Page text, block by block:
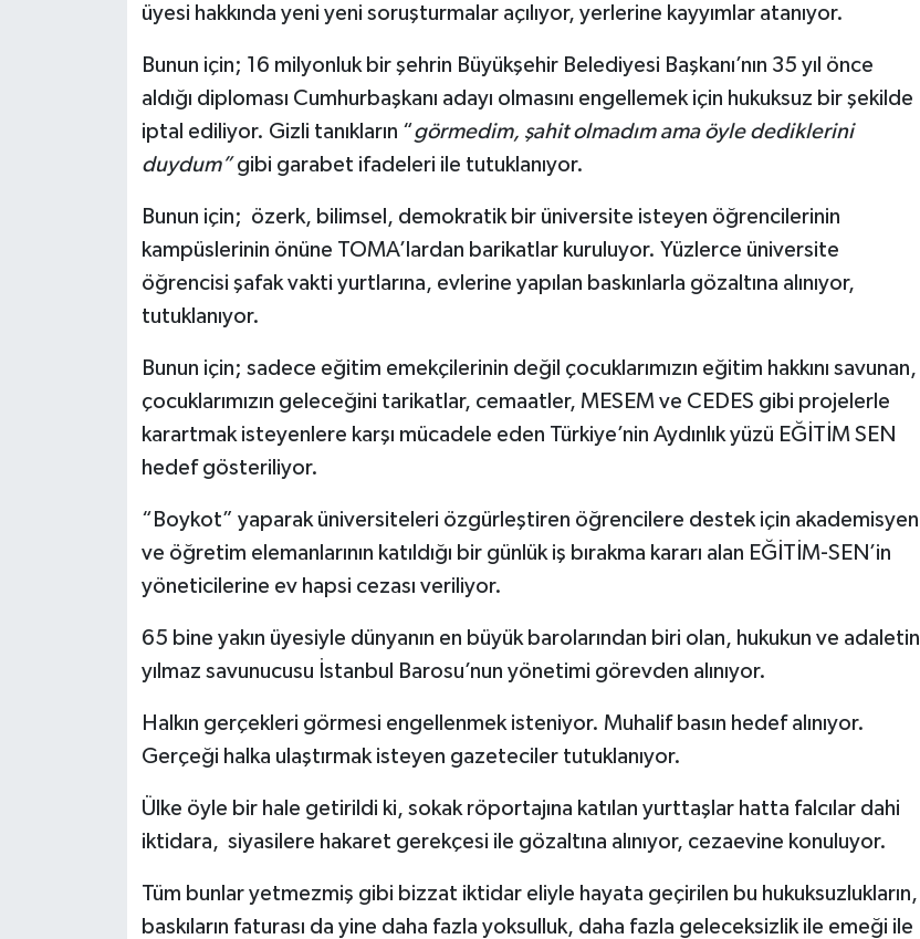
üyesi hakkında yeni yeni soruşturmalar açılıyor, yerlerine kayyımlar atanıyor.
Bunun için; 16 milyonluk bir şehrin Büyükşehir Belediyesi Başkanı’nın 35 yıl önce
aldığı diploması Cumhurbaşkanı adayı olmasını engellemek için hukuksuz bir şekilde
iptal ediliyor. Gizli tanıkların “görmedim, şahit olmadım ama öyle dediklerini
duydum”gibi garabet ifadeleri ile tutuklanıyor.
Bunun için; özerk, bilimsel, demokratik bir üniversite isteyen öğrencilerinin
kampüslerinin önüne TOMA’lardan barikatlar kuruluyor. Yüzlerce üniversite
öğrencisi şafak vakti yurtlarına, evlerine yapılan baskınlarla gözaltına alınıyor,
tutuklanıyor.
Bunun için; sadece eğitim emekçilerinin değil çocuklarımızın eğitim hakkını savunan,
çocuklarımızın geleceğini tarikatlar, cemaatler, MESEM ve CEDES gibi projelerle
karartmak isteyenlere karşı mücadele eden Türkiye’nin Aydınlık yüzü EĞİTİM SEN
hedef gösteriliyor.
“Boykot” yaparak üniversiteleri özgürleştiren öğrencilere destek için akademisyen
ve öğretim elemanlarının katıldığı bir günlük iş bırakma kararı alan EĞİTİM-SEN’in
yöneticilerine ev hapsi cezası veriliyor.
65 bine yakın üyesiyle dünyanın en büyük barolarından biri olan, hukukun ve adaletin
yılmaz savunucusu İstanbul Barosu’nun yönetimi görevden alınıyor.
Halkın gerçekleri görmesi engellenmek isteniyor. Muhalif basın hedef alınıyor.
Gerçeği halka ulaştırmak isteyen gazeteciler tutuklanıyor.
Ülke öyle bir hale getirildi ki, sokak röportajına katılan yurttaşlar hatta falcılar dahi
iktidara, siyasilere hakaret gerekçesi ile gözaltına alınıyor, cezaevine konuluyor.
Tüm bunlar yetmezmiş gibi bizzat iktidar eliyle hayata geçirilen bu hukuksuzlukların,
baskıların faturası da yine daha fazla yoksulluk, daha fazla geleceksizlik ile emeği ile